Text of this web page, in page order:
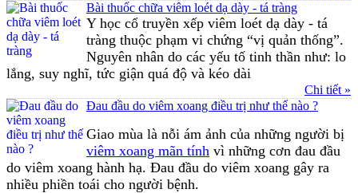
Bài thuốc chữa viêm loét dạ dày - tá tràng
Y học cổ truyền xếp viêm loét dạ dày - tá
tràng thuộc phạm vi chứng “vị quản thống”.
Nguyên nhân do các yếu tố tinh thần như: lo
lắng, suy nghĩ, tức giận quá độ và kéo dài
Chi tiết »
Đau đầu do viêm xoang điều trị như thế nào ?
Giao mùa là nỗi ám ảnh của những người bị
viêm xoang mãn tính vì những cơn đau đầu
do viêm xoang hành hạ. Đau đầu do viêm xoang gây ra
nhiều phiền toái cho người bệnh.